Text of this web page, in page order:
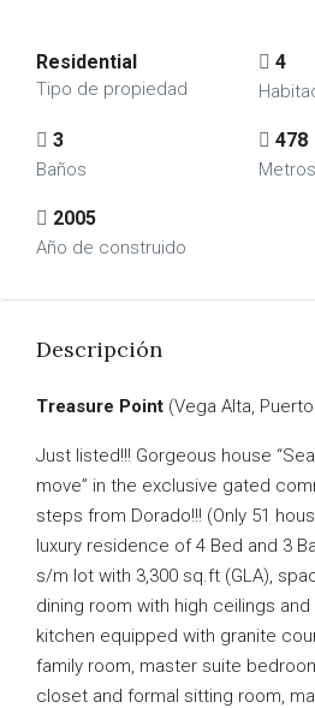
Residential
Tipo de propiedad
4
3
Baños
478
2005
Año de construido
Descripción
Treasure Point (Vega Alta,
Just listed!!! Gorgeous house
move” in the exclusive gated
steps from Dorado!!! (Only 51
luxury residence of 4 Bed and 3
s/m lot with 3,300 sq.ft (GLA),
dining room with high ceilings
kitchen equipped with granite
family room, master suite
closet and formal sitting room,